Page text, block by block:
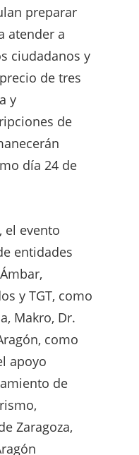
preparar
atender a
ciudadanos y
de tres
y
de
día 24 de
el evento
entidades
y TGT, como
Makro, Dr.
como
apoyo
de
Zaragoza,